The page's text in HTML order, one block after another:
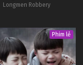
Longmen Robbery
Phim lẻ